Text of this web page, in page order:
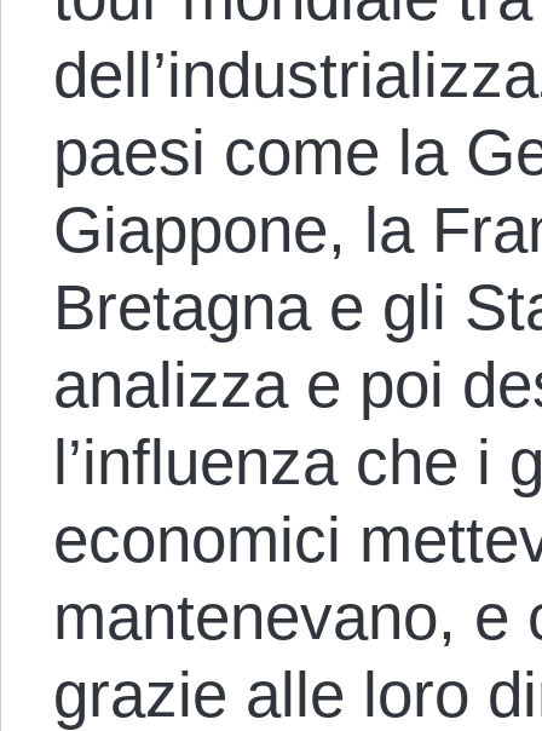
paesi come la
Giappone, la
Bretagna e gli
analizza e poi
l’influenza che i
economici
mantenevano, e
grazie alle loro